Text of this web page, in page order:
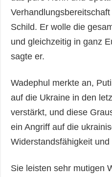
Schild. Er wolle die
und gleichzeitig in ganz
sagte er.
Wadephul merkte an,
auf die Ukraine in den
verstärkt, und diese
ein Angriff auf die
Widerstandsfähigkeit
Sie leisten sehr mutigen